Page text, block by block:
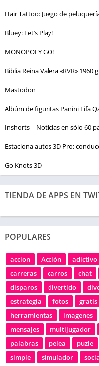
Hair Tattoo: Juego de
Bluey: Let’s Play!
MONOPOLY GO!
Biblia Reina Valera «RVR» 1960
Mastodon
Albúm de figuritas Panini Fifa
Inshorts – Noticias en sólo 60
Estaciona autos 3D Pro:
Go Knots 3D
TIENDA DE APPS EN
POPULARES
accion Acción adictivo
carreras
carros chat
disparos
divertido
estrategia
fotos gratis
herramientas
imagenes
mensajes
multijugador
palabras
pelea puzle
simple
simulador